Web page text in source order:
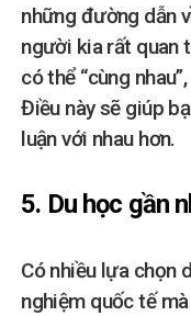
những đường dẫn
người kia rất quan
có thể “cùng
Điều này sẽ giúp
luận với nhau hơn.
5. Du học gần
Có nhiều lựa chọn
nghiệm quốc tế